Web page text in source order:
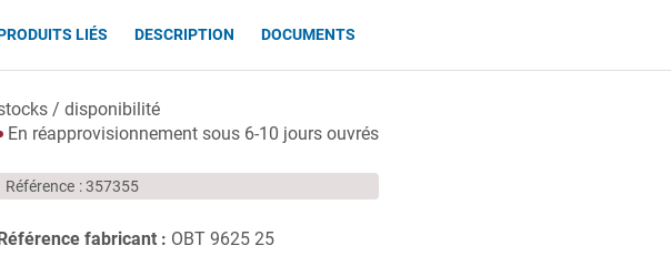
LIÉS DESCRIPTION DOCUMENTS
/ disponibilité
En réapprovisionnement sous 6-10 jours ouvrés
Référence 357355
fabricant : OBT 9625 25